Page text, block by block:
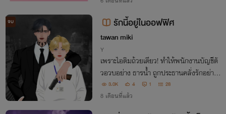
จบ รักนี้อยู่ในออฟฟิศ
tawan miki
Y
เพราะไอติมถ้วยเดียว! ทำให้พนักงานบัญชีตั
วอวบอย่าง ธารน้ำ ถูกประธานคลั่งรักอย่าง
ลูคัส ตีตราจอง! เขาหวงหนักมาก จนสั่งหยุด
งาน! แถมพาไปเจอแด๊ดถึงอิตาลี! เตรียมพบ
ความรักที่ยิ่งใหญ่ อลังการ และอันตราย!
3.0K 4 1 28
8 เดือนที่แล้ว